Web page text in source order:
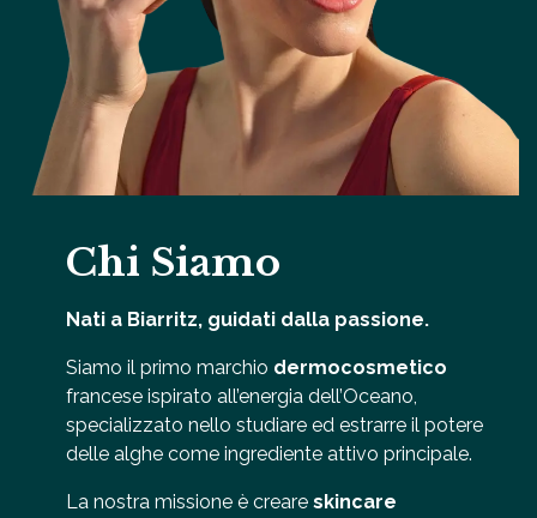
Chi Siamo
Nati a Biarritz, guidati dalla passione.
Siamo il primo marchio dermocosmetico
francese ispirato all’energia dell’Oceano,
specializzato nello studiare ed estrarre il potere
delle alghe come ingrediente attivo principale.
La nostra missione è creare skincare